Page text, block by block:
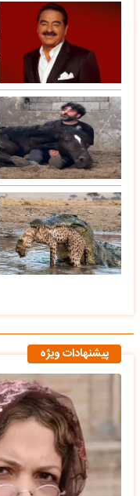
پیشنهادات ویژه